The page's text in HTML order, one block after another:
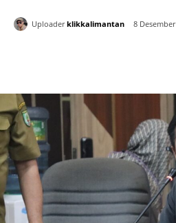
Uploader klikkalimantan 8